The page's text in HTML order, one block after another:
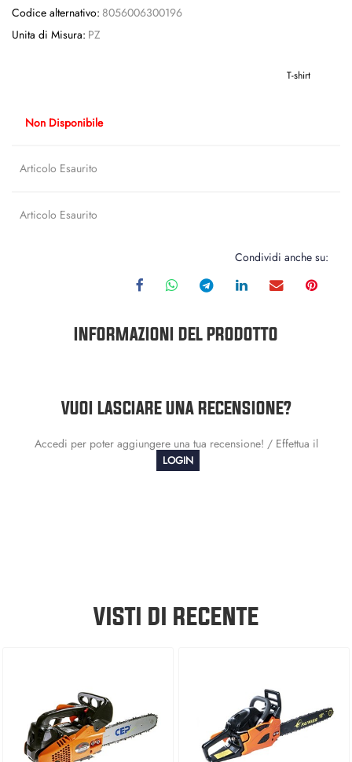
Codice alternativo: 8056006300196
Unita di Misura: PZ
T-shirt
Non Disponibile
Articolo Esaurito
Articolo Esaurito
Condividi anche su:
INFORMAZIONI DEL PRODOTTO
VUOI LASCIARE UNA RECENSIONE?
Accedi per poter aggiungere una tua recensione! / Effettua il
LOGIN
VISTI DI RECENTE